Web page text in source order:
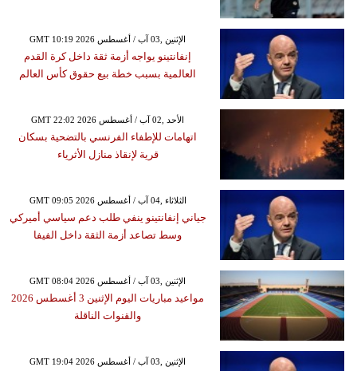
GMT 10:19 2026 الإثنين ,03 آب / أغسطس
إنفانتينو يواجه أزمة ثقة داخل كرة القدم
العالمية بسبب خطة بيع حقوق كأس العالم
GMT 22:02 2026 الأحد ,02 آب / أغسطس
اتهامات للإطفاء الفرنسي بالتضحية بسكان
قرية لإنقاذ منازل الأثرياء
GMT 09:05 2026 الثلاثاء ,04 آب / أغسطس
جياني إنفانتينو ينفي طلب دعم سياسي أميركي
وسط تصاعد أزمة الثقة داخل الفيفا
GMT 08:04 2026 الإثنين ,03 آب / أغسطس
مواعيد مباريات اليوم الإثنين 3 أغسطس 2026
والقنوات الناقلة
GMT 19:04 2026 الإثنين ,03 آب / أغسطس